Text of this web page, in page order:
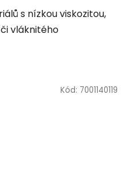
s nízkou viskozitou,
vláknitého
Kód: 7001140119